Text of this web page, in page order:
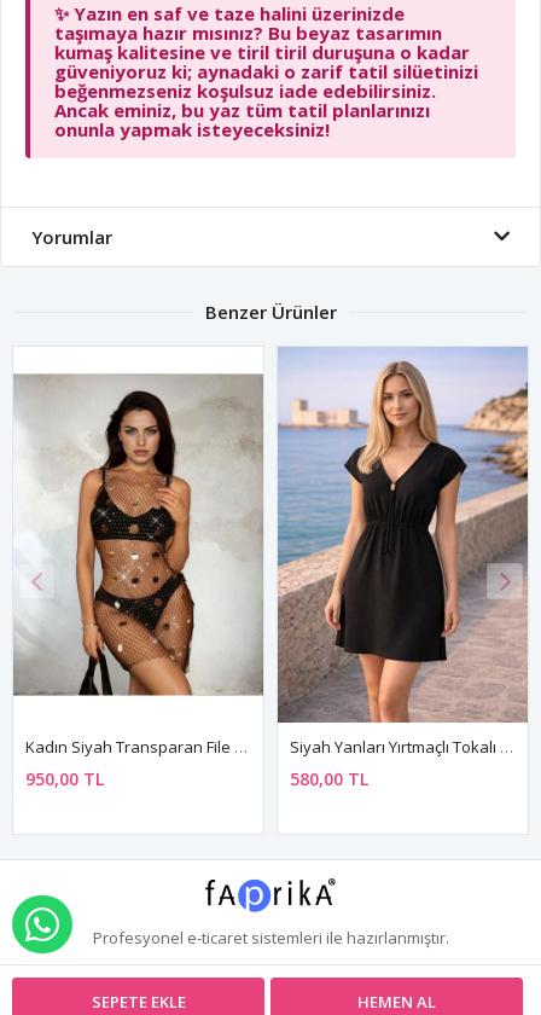
SEPETE EKLE HEMEN AL
✨ Yazın en saf ve taze halini üzerinizde
taşımaya hazır mısınız? Bu beyaz tasarımın
kumaş kalitesine ve tiril tiril duruşuna o kadar
güveniyoruz ki; aynadaki o zarif tatil silüetinizi
beğenmezseniz koşulsuz iade edebilirsiniz.
Ancak eminiz, bu yaz tüm tatil planlarınızı
onunla yapmak isteyeceksiniz!
Yorumlar
Benzer Ürünler
Kadın Siyah Transparan File Pareo Elbise Pul Detaylı Festival Parti Kombin
950,00 TL
Siyah Yanları Yırtmaçlı Tokalı V Yaka Mini Deniz Ve Tatil Elbisesi
580,00 TL
Profesyonel e-ticaretsistemleri ile hazırlanmıştır.